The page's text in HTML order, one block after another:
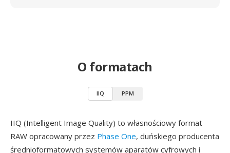
O formatach
IIQ PPM
IIQ (Intelligent Image Quality) to własnościowy format
RAW opracowany przez Phase One, duńskiego producenta
średnioformatowych systemów aparatów cyfrowych i